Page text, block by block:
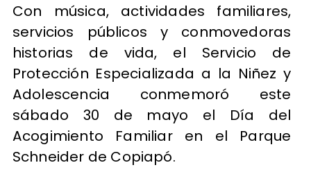
Con música, actividades familiares,
servicios públicos y conmovedoras
historias de vida, el Servicio de
Protección Especializada a la Niñez y
Adolescencia conmemoró este
sábado 30 de mayo el Día del
Acogimiento Familiar en el Parque
Schneider de Copiapó.